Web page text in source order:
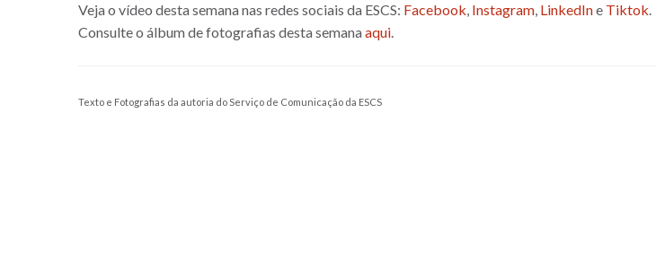
Veja o vídeo desta semana nas redes sociais da ESCS: Facebook, Instagram, LinkedIne Tiktok.
Consulte o álbum de fotografias desta semanaaqui.
Texto e Fotografias da autoria do Serviço de Comunicação da ESCS